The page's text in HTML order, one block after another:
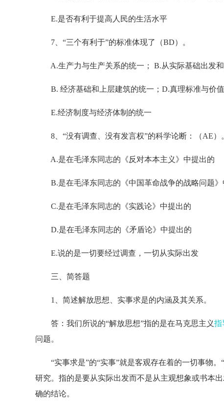
E.是否有利于提高人民的生活水平
7、“三个有利于”的标准体现了（BD）。
A.生产力与生产关系的统一； B.从实际基础出发和
B. 经济基础和上层建筑的统一；D.真理标准与价值
E.经济制度与经济体制的统一
8、“没有调查、没有发言权”的科学论断：（AE）
A.是在毛泽东同志的《反对本本主义》中提出的
B.是在毛泽东同志的《中国革命战争的战略问题》
C.是在毛泽东同志的《实践论》中提出的
D.是在毛泽东同志的《矛盾论》中提出的
E.说的是一切要经过调查，一切从实际出发
三、简答题
1、简述解放思想、实事求是的内涵及其关系。
答：我们所说的“解放思想”指的是在马克思主义指
问题。
“实事求是”的“实事”就是客观存在着的一切事物。
研究。指的是要从实际出发而不是从主观想象或书本
确的结论。